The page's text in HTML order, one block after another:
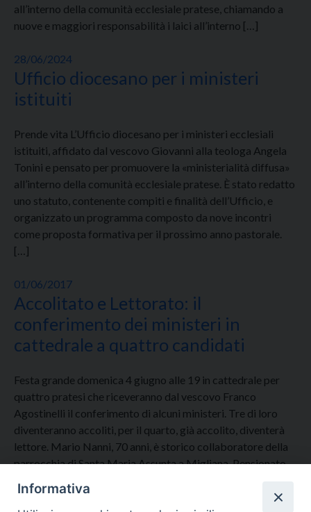
all’interno della comunità ecclesiale pratese, chiamando a
nuove e maggiori responsabilità i laici all’interno […]
28/06/2024
Ufficio diocesano per i ministeri
istituiti
Prende vita L’Ufficio diocesano per i ministeri ecclesiali
istituiti, affidato dal vescovo Giovanni alla teologa Angela
Tonini e pensato per promuovere la «ministerialità diffusa»
all’interno della comunità ecclesiale pratese. È stato redatto
uno statuto, contenente compiti e finalità dell’Ufficio, e
organizzato un programma composto da nove incontri
come proposta formativa per il prossimo anno pastorale.
[…]
01/06/2017
Accolitato e Lettorato: il
conferimento dei ministeri in
cattedrale a quattro candidati
Festa grande domenica 4 giugno alle 19 in cattedrale per
quattro pratesi che riceveranno dal vescovo Franco
Agostinelli il conferimento di alcuni ministeri. Tre di loro
diventeranno accoliti, per il quarto, già accolito, diventerà
lettore. Mario Nanni, 70 anni, è storico collaboratore della
parrocchia di Santa Maria Assunta a Migliana. Pensionato,
ha lavorato nel settore […]
Informativa